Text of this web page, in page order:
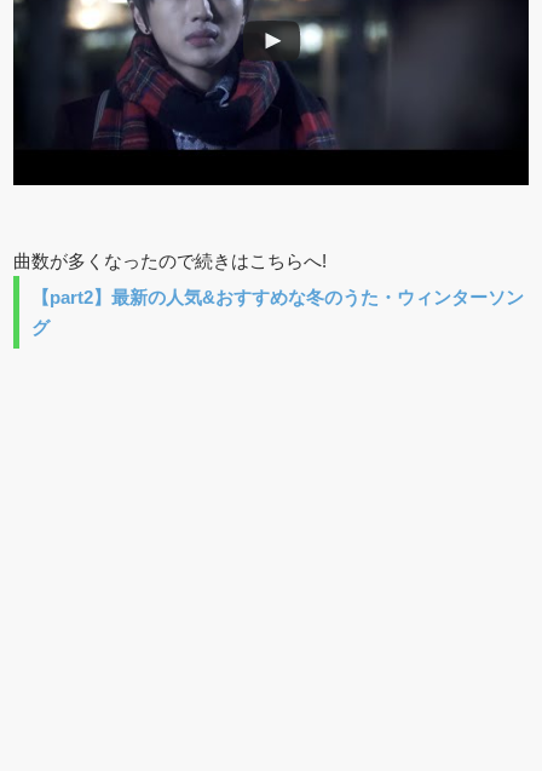
曲数が多くなったので続きはこちらへ!
【part2】最新の人気&おすすめな冬のうた・ウィンターソン
グ